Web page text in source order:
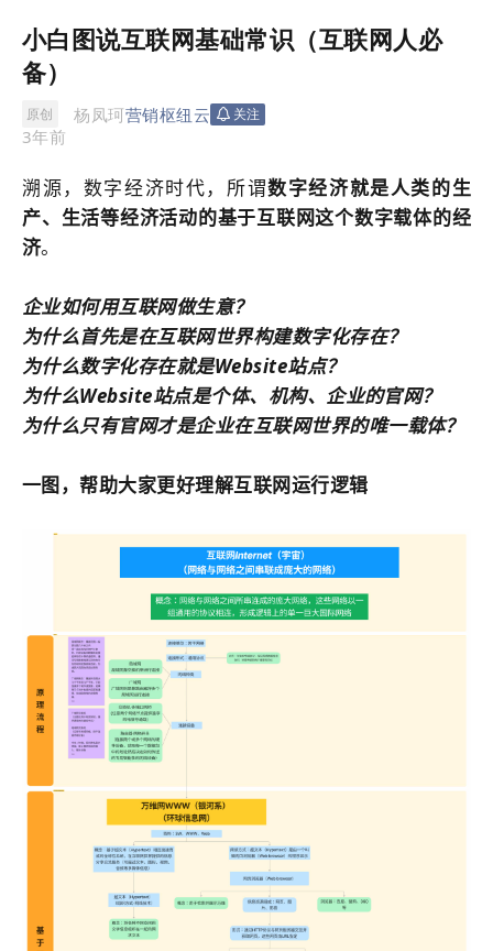
小白图说互联网基础常识（互联网人必
备）
原创 杨凤珂营销枢纽云 关注
3年前
溯源，数字经济时代，所谓数字经济就是人类的生
产、生活等经济活动的基于互联网这个数字载体的经
济。
企业如何用互联网做生意？
为什么首先是在互联网世界构建数字化存在？
为什么数字化存在就是Website站点？
为什么Website站点是个体、机构、企业的官网？
为什么只有官网才是企业在互联网世界的唯一载体？
一图，帮助大家更好理解互联网运行逻辑